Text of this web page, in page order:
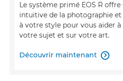
Le système primé EOS R
intuitive de la photographie et
à votre style pour vous aider
votre sujet et sur votre art.
Découvrir maintenant 